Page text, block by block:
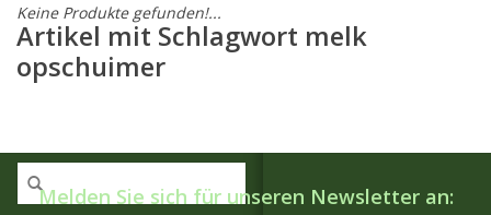
Rohstoffe & Präsentation
Keine Produkte gefunden!...
Artikel mit Schlagwort melk
opschuimer
Melden Sie sich für unseren Newsletter an: